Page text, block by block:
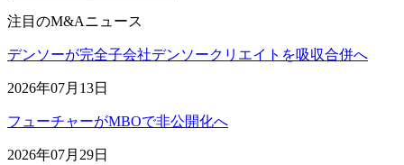
注目のM&Aニュース
デンソーが完全子会社デンソークリエイトを吸収合併へ
2026年07月13日
フューチャーがMBOで非公開化へ
2026年07月29日